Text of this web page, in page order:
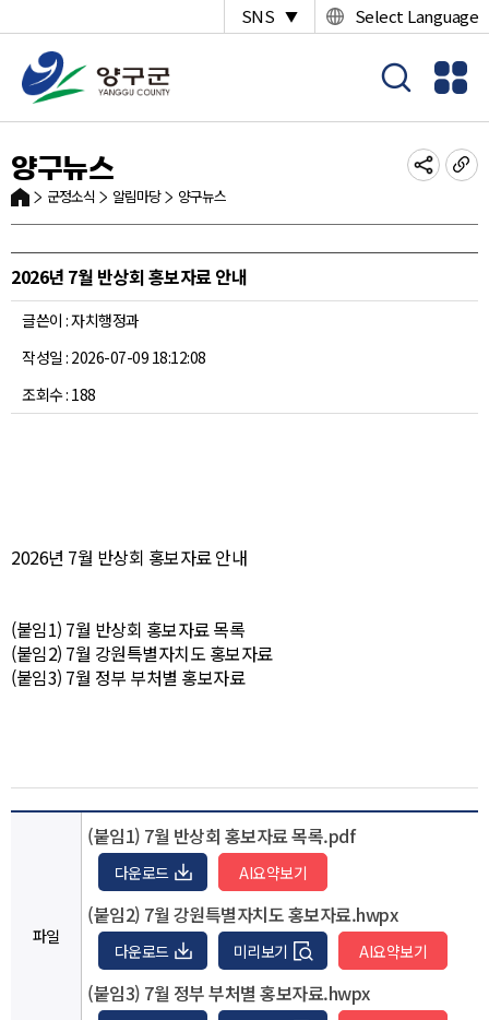
SNS ▼ Select Language
양구뉴스
군정소식 알림마당 양구뉴스
2026년 7월 반상회 홍보자료 안내
글쓴이 : 자치행정과
작성일 : 2026-07-09 18:12:08
조회수 : 188
2026년 7월 반상회 홍보자료 안내
(붙임1) 7월 반상회 홍보자료 목록
(붙임2) 7월 강원특별자치도 홍보자료
(붙임3) 7월 정부 부처별 홍보자료
파일
(붙임1) 7월 반상회 홍보자료 목록.pdf
다운로드
(붙임2) 7월 강원특별자치도 홍보자료.hwpx
다운로드 미리보기
(붙임3) 7월 정부 부처별 홍보자료.hwpx